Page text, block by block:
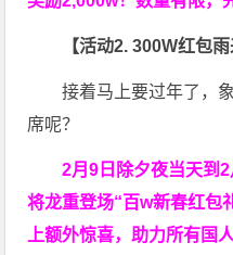
【活动2. 300W红包雨
接着马上要过年了，
席呢？
2月9日除夕夜当天到
将龙重登场“百w新春红包
上额外惊喜，助力所有国